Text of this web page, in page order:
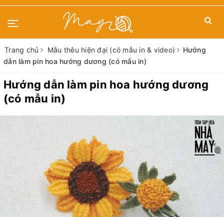
Trang chủ Mẫu thêu hiện đại (có mẫu in & video)
Hướng
dẫn làm pin hoa hướng dương (có mẫu in)
Hướng dẫn làm pin hoa hướng dương
(có mẫu in)